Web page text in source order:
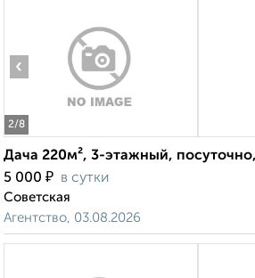
2/8
‹
Дача 220м², 3-этажный,
5 000 ₽ в сутки
Советская
Агентство, 03.08.2026